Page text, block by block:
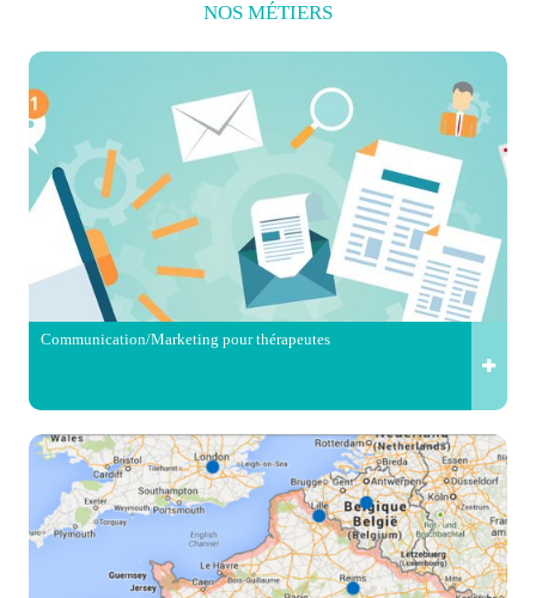
NOS MÉTIERS
Communication/Marketing pour thérapeutes